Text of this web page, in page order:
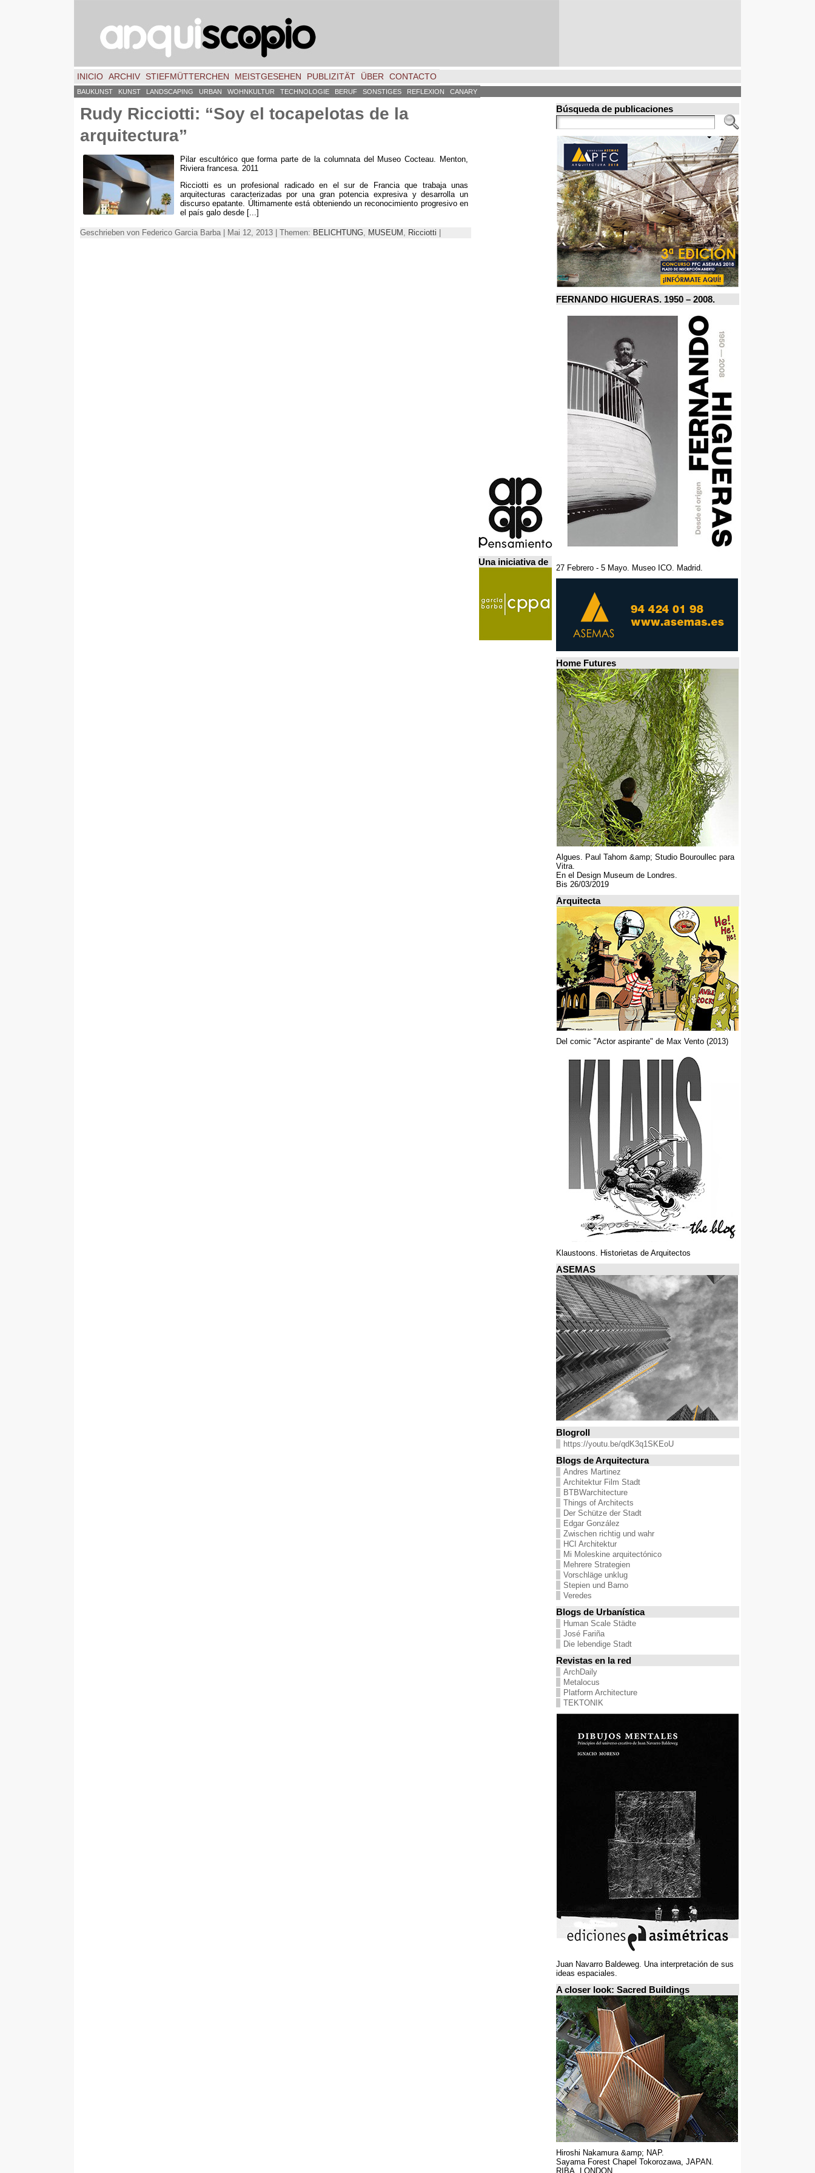
INICIO ARCHIV STIEFMÜTTERCHEN MEISTGESEHEN PUBLIZITÄT ÜBER CONTACTO
BAUKUNST KUNST LANDSCAPING URBAN WOHNKULTUR TECHNOLOGIE BERUF SONSTIGES REFLEXION CANARY
Rudy Ricciotti: “Soy el tocapelotas de la
arquitectura”
Pilar escultórico que forma parte de la columnata del Museo Cocteau. Menton,
Riviera francesa. 2011
Ricciotti es un profesional radicado en el sur de Francia que trabaja unas
arquitecturas caracterizadas por una gran potencia expresiva y desarrolla un
discurso epatante. Últimamente está obteniendo un reconocimiento progresivo en
el país galo desde [...]
Geschrieben von Federico Garcia Barba | Mai 12, 2013 | Themen: BELICHTUNG, MUSEUM , Ricciotti
Una iniciativa de
Búsqueda de publicaciones
FERNANDO HIGUERAS. 1950 – 2008.
27 Febrero - 5 Mayo. Museo ICO. Madrid.
Home Futures
Algues. Paul Tahom &amp; Studio Bouroullec para
Vitra.
En el Design Museum de Londres.
Bis 26/03/2019
Arquitecta
Del comic "Actor aspirante" de Max Vento (2013)
Klaustoons. Historietas de Arquitectos
ASEMAS
Blogroll
https://youtu.be/qdK3q1SKEoU
Blogs de Arquitectura
Andres Martinez
Architektur Film Stadt
BTBWarchitecture
Things of Architects
Der Schütze der Stadt
Edgar González
Zwischen richtig und wahr
HCI Architektur
Mi Moleskine arquitectónico
Mehrere Strategien
Vorschläge unklug
Stepien und Barno
Veredes
Blogs de Urbanística
Human Scale Städte
José Fariña
Die lebendige Stadt
Revistas en la red
ArchDaily
Metalocus
Platform Architecture
TEKTONIK
Juan Navarro Baldeweg. Una interpretación de sus
ideas espaciales.
A closer look: Sacred Buildings
Hiroshi Nakamura &amp; NAP.
Sayama Forest Chapel Tokorozawa, JAPAN.
RIBA, LONDON.